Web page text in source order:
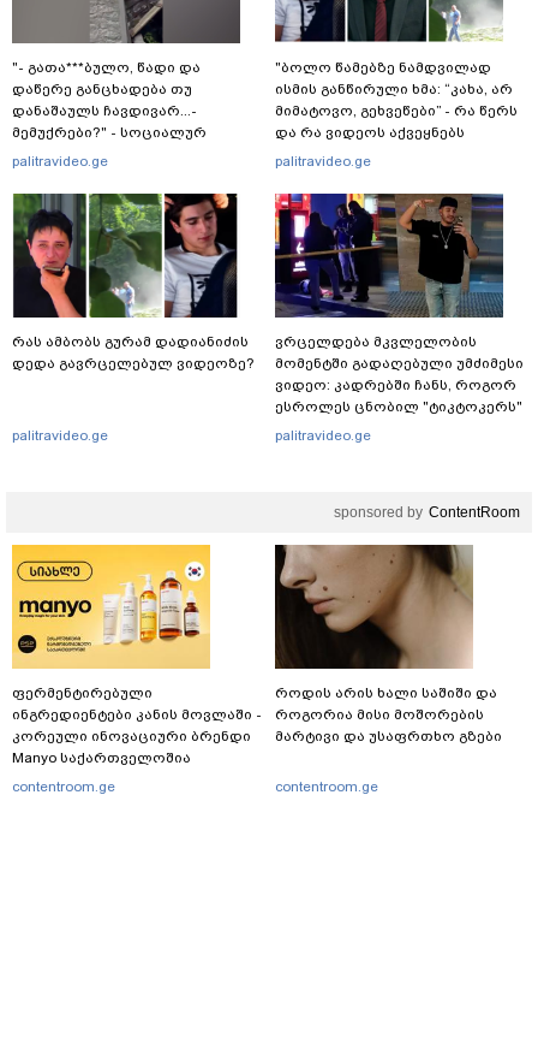
"- გათა***ბულო, წადი და
დაწერე განცხადება თუ
დანაშაულს ჩავდივარ...-
მემუქრები?" - სოციალურ
ქსელში სკანდალური კადრები
palitravideo.ge
რას ამბობს გურამ დადიანიძის
დედა გავრცელებულ ვიდეოზე?
palitravideo.ge
"ბოლო წამებზე ნამდვილად
ისმის განწირული ხმა: “კახა, არ
მიმატოვო, გეხვეწები” - რა წერს
და რა ვიდეოს აქვეყნებს
ადვოკატი, ტარიელ კაკაბაძე?
palitravideo.ge
ვრცელდება მკვლელობის
მომენტში გადაღებული უმძიმესი
ვიდეო: კადრებში ჩანს, როგორ
ესროლეს ცნობილ "ტიკტოკერს"
ლაივის დროს - რას ამბობს
palitravideo.ge
sponsored by ContentRoom
ფერმენტირებული
ინგრედიენტები კანის მოვლაში -
კორეული ინოვაციური ბრენდი
Manyo საქართველოშია
contentroom.ge
როდის არის ხალი საშიში და
როგორია მისი მოშორების
მარტივი და უსაფრთხო გზები
contentroom.ge